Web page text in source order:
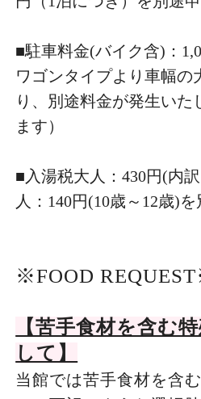
■駐車料金(バイク含)：
ワゴンタイプより車幅の
り、別途料金が発生い
ます）
■入湯税大人：430円(内
人：140円(10歳～12歳)
※FOOD
【苦手食材を含む
して】
当館では苦手食材を含